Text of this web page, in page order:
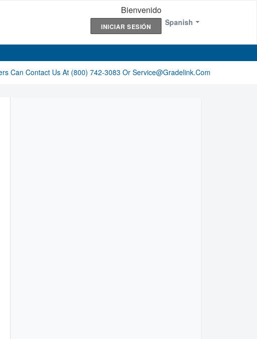
Spanish
Bienvenido
INICIAR SESIÓN
Can Contact Us At (800) 742-3083 Or Service@gradelink.com